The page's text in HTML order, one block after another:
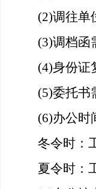
(2)调往单
(3)调档函
(4)身份证
(5)委托书
(6)办公时
冬令时：
夏令时：